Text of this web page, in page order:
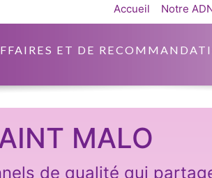
ET DE
Accueil Notre
MALO
de qualité qui